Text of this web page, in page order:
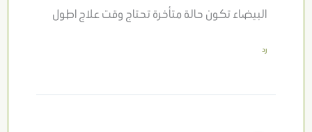
البيضاء تكون حالة متأخرة تحتاج وقت علاج اطول
رد